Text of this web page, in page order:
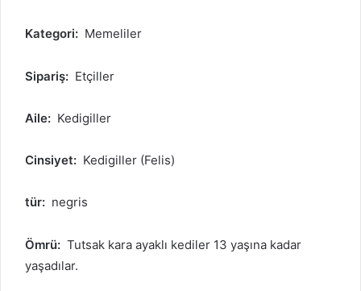
Kategori: Memeliler
Sipariş: Etçiller
Aile: Kedigiller
Cinsiyet: Kedigiller (Felis)
tür: negris
Ömrü: Tutsak kara ayaklı kediler 13 yaşına kadar
yaşadılar.